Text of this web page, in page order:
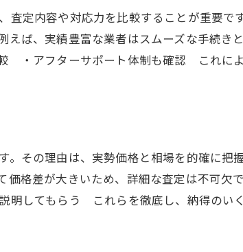
定内容や対応力を比較することが重要で
ば、実績豊富な業者はスムーズな手続き
・アフターサポート体制も確認 これに
その理由は、実勢価格と相場を的確に把
格差が大きいため、詳細な査定は不可欠
してもらう これらを徹底し、納得のい